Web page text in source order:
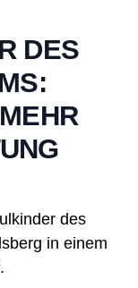
DES
des
in einem